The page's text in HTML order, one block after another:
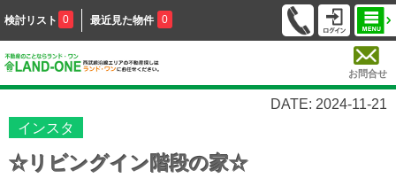
検討リスト 0 最近見た物件 0
お問合せ
DATE: 2024-11-21
インスタ
☆リビングイン階段の家☆